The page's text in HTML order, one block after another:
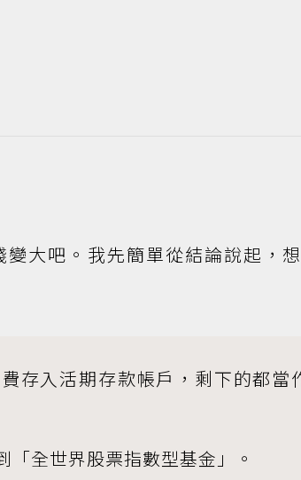
大吧。我先簡單從結論說起，
存入活期存款帳戶，剩下的都當
全世界股票指數型基金」。